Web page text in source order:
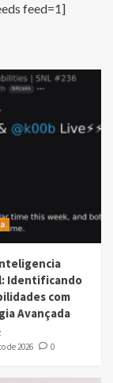
feed=1]
Identificando
com
Avançada
de 2026
0